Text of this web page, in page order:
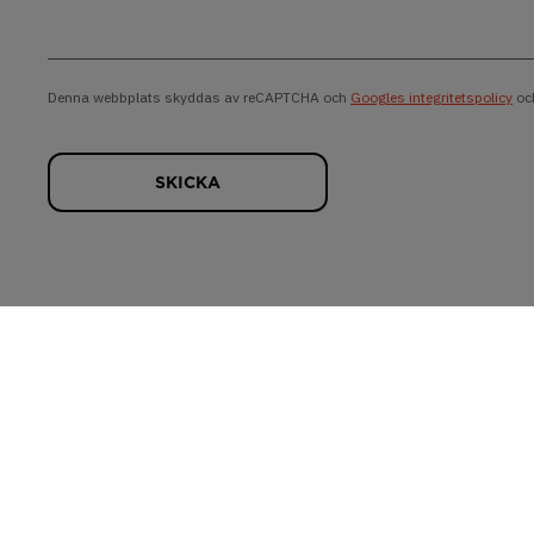
Denna webbplats skyddas av reCAPTCHA och Googles integritetspolicy
SKICKA